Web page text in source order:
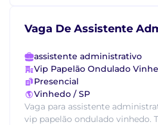
Vaga De Assistente
assistente administrativo
Vip Papelão Ondulado
Presencial
Vinhedo / SP
Vaga para assistente
vip papelão ondulado vinhedo.